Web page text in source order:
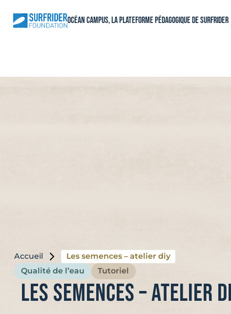
contenu
Océan Campus, La plateforme pédagogique de Surfrider
Accueil
Les semences – atelier diy
Qualité de l’eau
Tutoriel
Les semences – atelier